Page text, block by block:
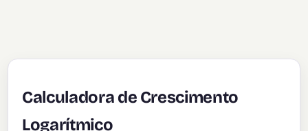
Calculadora de Crescimento
Logarítmico